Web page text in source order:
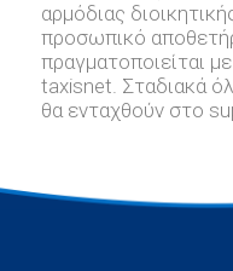
αρμόδιας
προσωπικό
πραγματοποιείται
taxisnet. Σταδιακά
θα ενταχθούν στο